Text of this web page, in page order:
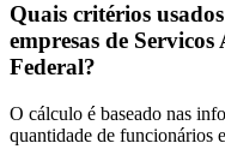
Quais critérios
empresas de
Federal?
O cálculo é baseado nas
quantidade de funcionários